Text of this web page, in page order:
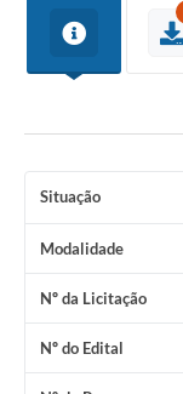
Situação
Modalidade
Nº da Licitação
Nº do Edital